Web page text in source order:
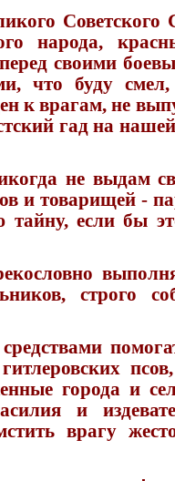
народа,
своими
что буду смел,
к врагам, не
гад на нашей
не выдам
и товарищей -
тайну, если бы
строго
города и
и
врагу